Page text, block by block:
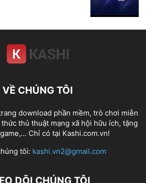
VỀ CHÚNG TÔI
download phần mềm, trò chơi miễn
thủ thuật mạng xã hội hữu ích, tặng
Chỉ có tại Kashi.com.vn!
tôi: kashi.vn2@gmail.com
DÕI CHÚNG TÔI